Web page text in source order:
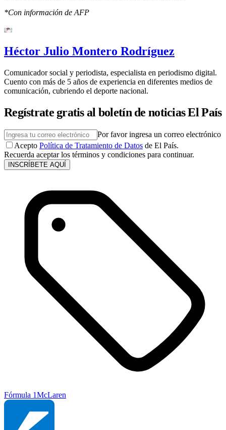
*Con información de AFP
Héctor Julio Montero Rodríguez
Comunicador social y periodista, especialista en periodismo digital.
Cuento con más de 5 años de experiencia en diferentes medios de
comunicación, cubriendo el deporte nacional.
Regístrate gratis al boletín de noticias El País
Por favor ingresa un correo electrónico
Acepto Política de Tratamiento de Datos de El País.
Recuerda aceptar los términos y condiciones para continuar.
INSCRÍBETE AQUÍ
Fórmula 1McLaren